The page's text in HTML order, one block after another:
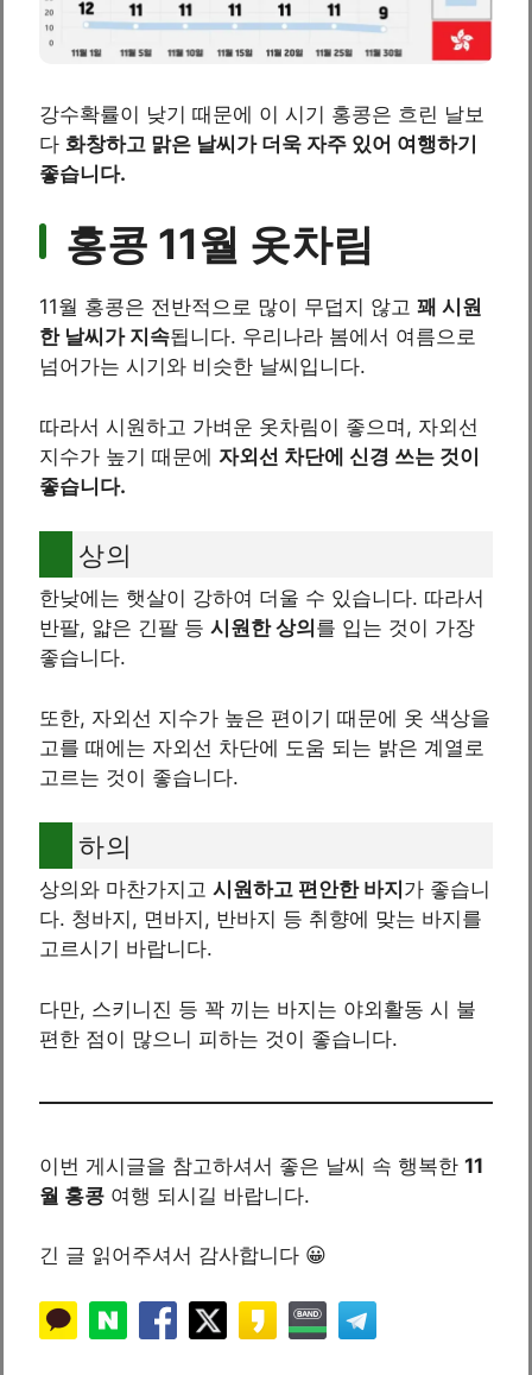
강수확률이 낮기 때문에 이 시기 홍콩은 흐린 날보
다 화창하고 맑은 날씨가 더욱 자주 있어 여행하기
좋습니다.
홍콩 11월 옷차림
11월 홍콩은 전반적으로 많이 무덥지 않고 꽤 시원
한 날씨가 지속됩니다. 우리나라 봄에서 여름으로
넘어가는 시기와 비슷한 날씨입니다.
따라서 시원하고 가벼운 옷차림이 좋으며, 자외선
지수가 높기 때문에 자외선 차단에 신경 쓰는 것이
좋습니다.
상의
한낮에는 햇살이 강하여 더울 수 있습니다. 따라서
반팔, 얇은 긴팔 등 시원한 상의 를 입는 것이 가장
좋습니다.
또한, 자외선 지수가 높은 편이기 때문에 옷 색상을
고를 때에는 자외선 차단에 도움 되는 밝은 계열로
고르는 것이 좋습니다.
하의
상의와 마찬가지고 시원하고 편안한 바지 가 좋습니
다. 청바지, 면바지, 반바지 등 취향에 맞는 바지를
고르시기 바랍니다.
다만, 스키니진 등 꽉 끼는 바지는 야외활동 시 불
편한 점이 많으니 피하는 것이 좋습니다.
이번 게시글을 참고하셔서 좋은 날씨 속 행복한 11
월 홍콩 여행 되시길 바랍니다.
긴 글 읽어주셔서 감사합니다 😀